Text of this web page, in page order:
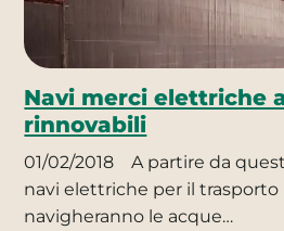
Navi merci elettriche
rinnovabili
01/02/2018
A partire da
navi elettriche per il
navigheranno le acque…